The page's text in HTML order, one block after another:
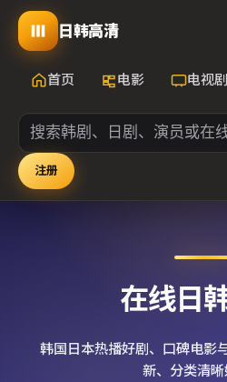
日韩高清
首页 电影 电视剧
注册
在线日
韩国日本热播好剧、口碑电影
新、分类清晰